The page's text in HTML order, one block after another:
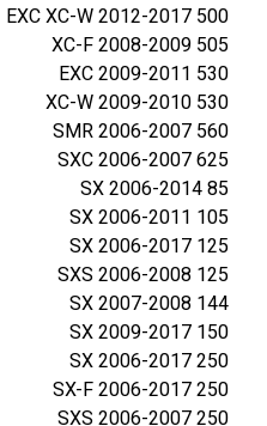
500 EXC XC-W 2012-2017
505 XC-F 2008-2009
530 EXC 2009-2011
530 XC-W 2009-2010
560 SMR 2006-2007
625 SXC 2006-2007
85 SX 2006-2014
105 SX 2006-2011
125 SX 2006-2017
125 SXS 2006-2008
144 SX 2007-2008
150 SX 2009-2017
250 SX 2006-2017
250 SX-F 2006-2017
250 SXS 2006-2007